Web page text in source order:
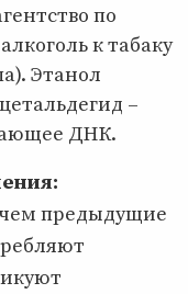
по
к табаку
Этанол
–
ДНК.
предыдущие